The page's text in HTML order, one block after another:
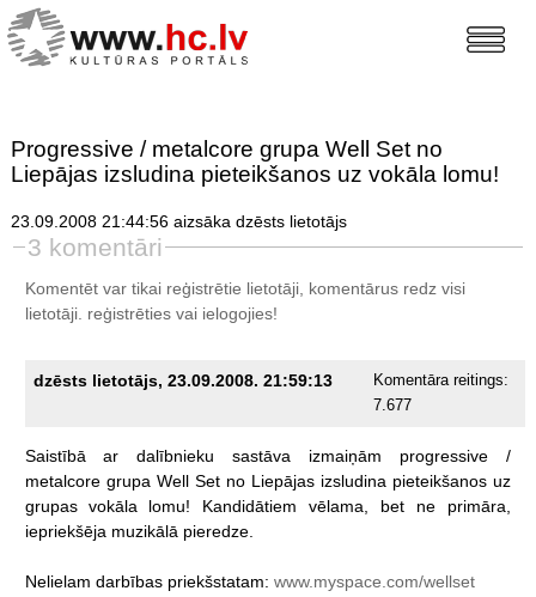
Progressive / metalcore grupa Well Set no
Liepājas izsludina pieteikšanos uz vokāla lomu!
23.09.2008 21:44:56 aizsāka dzēsts lietotājs
3 komentāri
Komentēt var tikai reģistrētie lietotāji, komentārus redz visi
lietotāji. reģistrētiesvai ielogojies!
dzēsts lietotājs, 23.09.2008. 21:59:13
Komentāra reitings:
7.677
Saistībā ar dalībnieku sastāva izmaiņām progressive
/
metalcore grupa Well Set no Liepājas izsludina pieteikšanos uz
grupas vokāla lomu! Kandidātiem vēlama, bet ne
primāra,
iepriekšēja muzikālā pieredze.
Nelielam darbības priekšstatam: www.myspace.com/wellset